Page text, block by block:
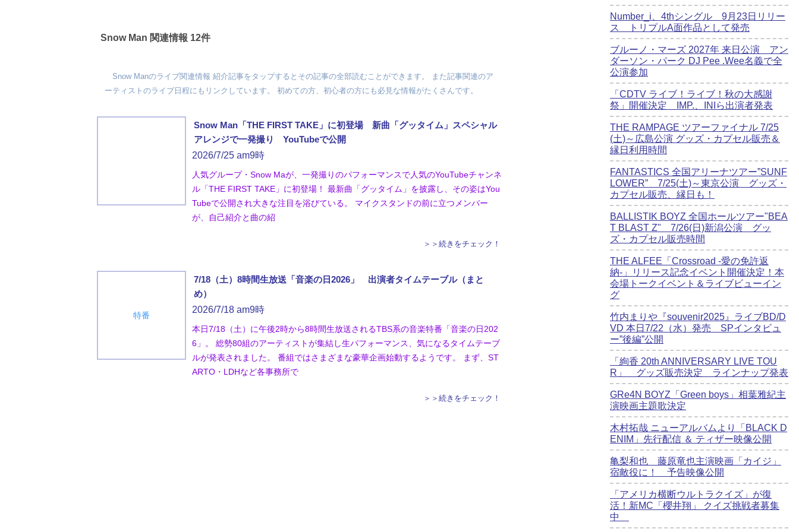
Snow Man 関連情報 12件
Snow Manのライブ関連情報 紹介記事をタップするとその記事の全部読むことができます。 また記事関連のア
ーティストのライブ日程にもリンクしています。 初めての方、初心者の方にも必見な情報がたくさんです。
Snow Man「THE FIRST TAKE」に初登場 新曲「グッタイム」スペシャル
アレンジで一発撮り YouTubeで公開
2026/7/25 am9時
人気グループ・Snow Maが、一発撮りのパフォーマンスで人気のYouTubeチャンネ
ル「THE FIRST TAKE」に初登場！ 最新曲「グッタイム」を披露し、その姿はYou
Tubeで公開され大きな注目を浴びている。 マイクスタンドの前に立つメンバー
が、自己紹介と曲の紹
＞＞続きをチェック！
特番
7/18（土）8時間生放送「音楽の日2026」 出演者タイムテーブル（まと
め）
2026/7/18 am9時
本日7/18（土）に午後2時から8時間生放送されるTBS系の音楽特番「音楽の日202
6」。 総勢80組のアーティストが集結し生パフォーマンス、気になるタイムテーブ
ルが発表されました。 番組ではさまざまな豪華企画始動するようです。 まず、ST
ARTO・LDHなど各事務所で
＞＞続きをチェック！
Number_i、4thシングル 9月23日リリー
ス トリプルA面作品として発売
ブルーノ・マーズ 2027年 来日公演 アン
ダーソン・パーク DJ Pee .Wee名義で全
公演参加
「CDTV ライブ！ライブ！秋の大感謝
祭」開催決定 IMP.、INIら出演者発表
THE RAMPAGE ツアーファイナル 7/25
(土)～広島公演 グッズ・カプセル販売＆
縁日利用時間
FANTASTICS 全国アリーナツアー”SUNF
LOWER” 7/25(土)～東京公演 グッズ・
カプセル販売、縁日も！
BALLISTIK BOYZ 全国ホールツアー"BEA
T BLAST Z" 7/26(日)新潟公演 グッ
ズ・カプセル販売時間
THE ALFEE「Crossroad -愛の免許返
納-」リリース記念イベント開催決定！本
会場トークイベント＆ライブビューイン
グ
竹内まりや『souvenir2025』ライブBD/D
VD 本日7/22（水）発売 SPインタビュ
ー”後編”公開
「絢香 20th ANNIVERSARY LIVE TOU
R」 グッズ販売決定 ラインナップ発表
GRe4N BOYZ「Green boys」相葉雅紀主
演映画主題歌決定
木村拓哉 ニューアルバムより「BLACK D
ENIM」先行配信 ＆ ティザー映像公開
亀梨和也 藤原竜也主演映画「カイジ」
宿敵役に！ 予告映像公開
「アメリカ横断ウルトラクイズ」が復
活！新MC「櫻井翔」 クイズ挑戦者募集
中